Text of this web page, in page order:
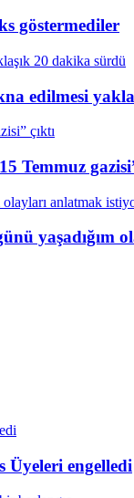
göstermediler
edilmesi
Temmuz
yaşadığım
Üyeleri engelledi